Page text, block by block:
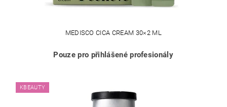
MEDISCO CICA CREAM 30×2 ML
Pouze pro přihlášené profesionály
KBEAUTY